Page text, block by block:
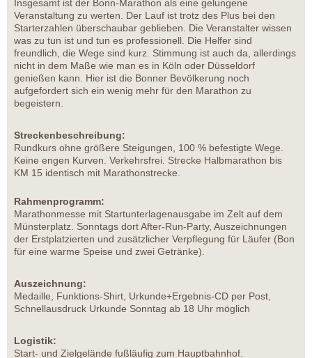
Insgesamt ist der Bonn-Marathon als eine gelungene
Veranstaltung zu werten. Der Lauf ist trotz des Plus bei den
Starterzahlen überschaubar geblieben. Die Veranstalter wissen
was zu tun ist und tun es professionell. Die Helfer sind
freundlich, die Wege sind kurz. Stimmung ist auch da, allerdings
nicht in dem Maße wie man es in Köln oder Düsseldorf
genießen kann. Hier ist die Bonner Bevölkerung noch
aufgefordert sich ein wenig mehr für den Marathon zu
begeistern.
Streckenbeschreibung:
Rundkurs ohne größere Steigungen, 100 % befestigte Wege.
Keine engen Kurven. Verkehrsfrei. Strecke Halbmarathon bis
KM 15 identisch mit Marathonstrecke.
Rahmenprogramm:
Marathonmesse mit Startunterlagenausgabe im Zelt auf dem
Münsterplatz. Sonntags dort After-Run-Party, Auszeichnungen
der Erstplatzierten und zusätzlicher Verpflegung für Läufer (Bon
für eine warme Speise und zwei Getränke).
Auszeichnung:
Medaille, Funktions-Shirt, Urkunde+Ergebnis-CD per Post,
Schnellausdruck Urkunde Sonntag ab 18 Uhr möglich
Logistik:
Start- und Zielgelände fußläufig zum Hauptbahnhof.